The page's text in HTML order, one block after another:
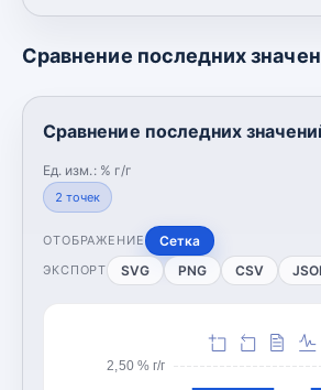
Сравнение последних
Сравнение последних
Ед. изм.: % г/г
2 точек
ОТОБРАЖЕНИЕ Сетка
ЭКСПОРТ SVG PNG CSV
2,50 % г/г